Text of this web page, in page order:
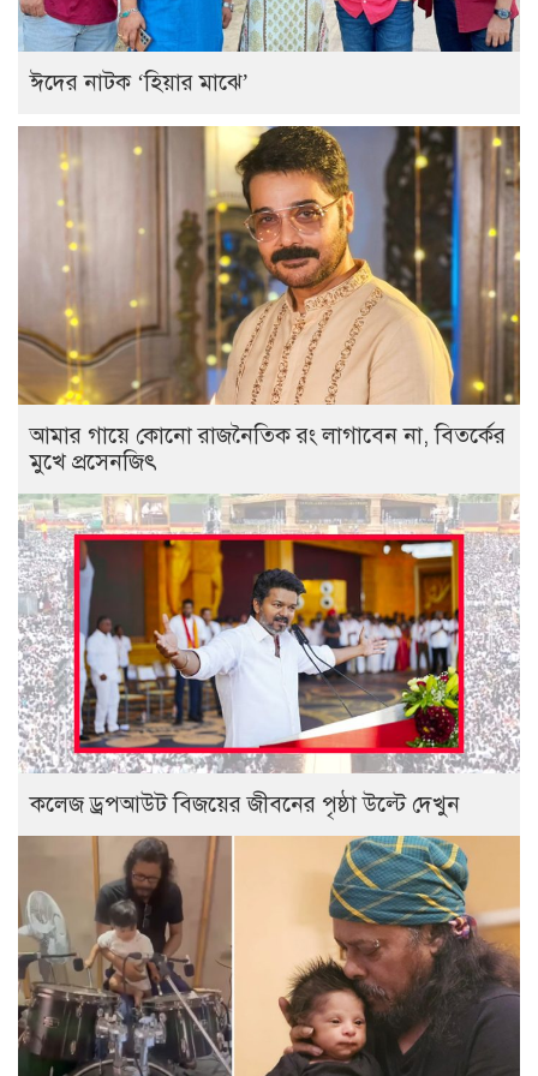
ঈদের নাটক ‘হিয়ার মাঝে’
আমার গায়ে কোনো রাজনৈতিক রং লাগাবেন না, বিতর্কের
মুখে প্রসেনজিৎ
কলেজ ড্রপআউট বিজয়ের জীবনের পৃষ্ঠা উল্টে দেখুন